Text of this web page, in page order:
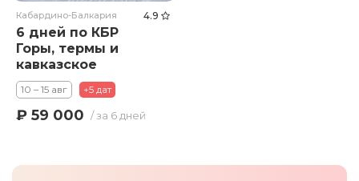
Кабардино-Балкария 4.9
6 дней по КБР
Горы, термы и
кавказское
гостеприимство.
10 – 15 авг +5 дат
₽ 59 000 / за 6 дней